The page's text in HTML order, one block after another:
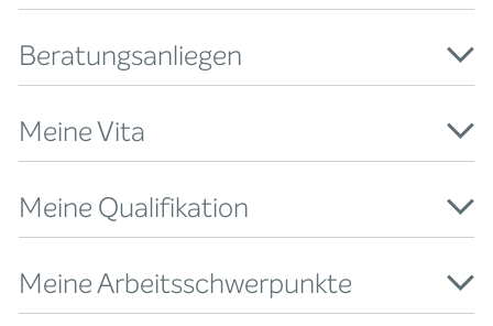
Beratungsanliegen
Meine Vita
Meine Qualifikation
Meine Arbeitsschwerpunkte